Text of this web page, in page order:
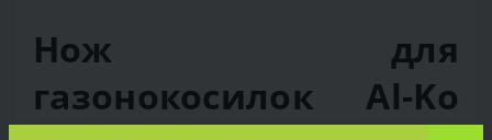
Нож для
газонокосилок Al-Ko